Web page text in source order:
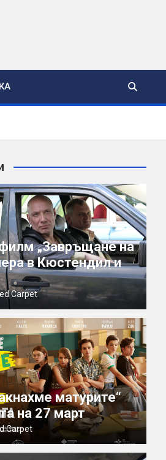
„Завръщане на
в Кюстендил и
Carpet
матурите“
на 27 март
Carpet